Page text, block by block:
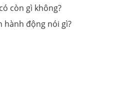
còn gì không?
hành động nói gì?